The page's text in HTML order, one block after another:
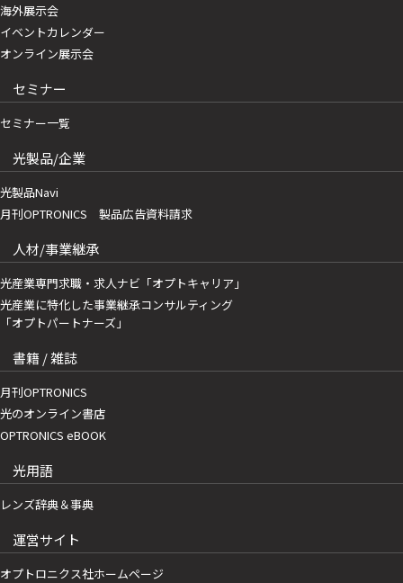
海外展示会
イベントカレンダー
オンライン展示会
セミナー
セミナー一覧
光製品/企業
光製品Navi
月刊OPTRONICS 製品広告資料請求
人材/事業継承
光産業専門求職・求人ナビ「オプトキャリア」
光産業に特化した事業継承コンサルティング
「オプトパートナーズ」
書籍 / 雑誌
月刊OPTRONICS
光のオンライン書店
OPTRONICS eBOOK
光用語
レンズ辞典＆事典
運営サイト
オプトロニクス社ホームページ